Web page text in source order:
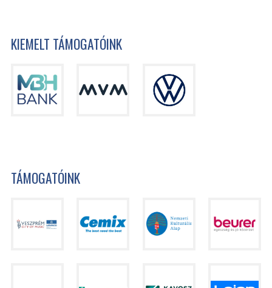
KIEMELT TÁMOGATÓINK
TÁMOGATÓINK